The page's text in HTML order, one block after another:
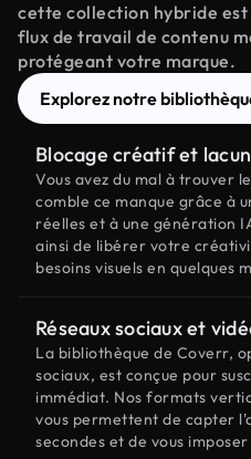
cette collection hybride est
flux de travail de contenu
protégeant votre marque.
Explorez notre
Blocage créatif et
Vous avez du mal à trouver
comble ce manque grâce à
réelles et à une génération
ainsi de libérer votre
besoins visuels en quelques
Réseaux sociaux et
La bibliothèque de Coverr,
sociaux, est conçue pour
immédiat. Nos formats
vous permettent de capter
secondes et de vous